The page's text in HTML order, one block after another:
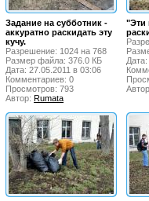
Задание на субботник -
аккуратно раскидать эту
кучу.
Разрешение: 1024 на 768
Размер файла: 376.0 КБ
Дата: 27.05.2011 в 03:06
Комментариев: 0
Просмотров: 793
Автор: Rumata
"Эти